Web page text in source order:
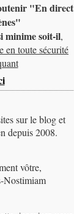
"En direct
minime soit-il,
en toute sécurité
sur le blog et
depuis 2008.
vôtre,
Nostimiam